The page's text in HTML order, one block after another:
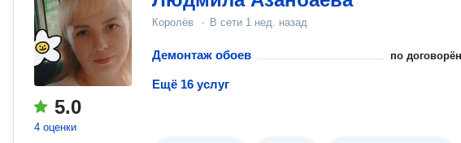
5.0
4 оценки
Королёв · В сети 1 нед. назад
Демонтаж обоев по
Ещё 16 услуг